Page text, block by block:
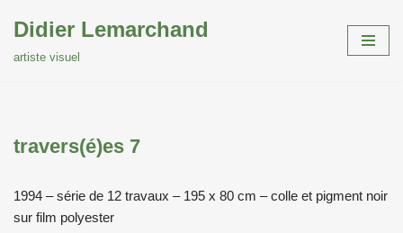
Didier Lemarchand
artiste visuel
travers(é)es 7
1994 – série de 12 travaux – 195 x 80 cm – colle et pigment noir
sur film polyester